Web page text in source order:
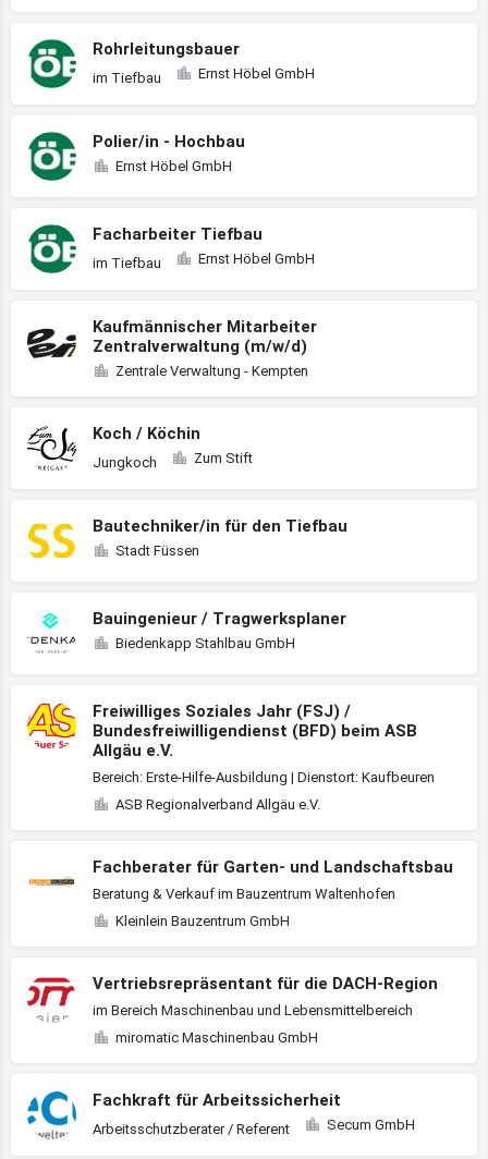
Rohrleitungsbauer
im Tiefbau Ernst Höbel GmbH
Polier/in - Hochbau
Ernst Höbel GmbH
Facharbeiter Tiefbau
im Tiefbau Ernst Höbel GmbH
Kaufmännischer Mitarbeiter
Zentralverwaltung (m/w/d)
Zentrale Verwaltung - Kempten
Koch / Köchin
Jungkoch Zum Stift
Bautechniker/in für den Tiefbau
Stadt Füssen
Bauingenieur / Tragwerksplaner
Biedenkapp Stahlbau GmbH
Freiwilliges Soziales Jahr (FSJ) /
Bundesfreiwilligendienst (BFD) beim ASB
Allgäu e.V.
Bereich: Erste-Hilfe-Ausbildung | Dienstort: Kaufbeuren
ASB Regionalverband Allgäu e.V.
Fachberater für Garten- und Landschaftsbau
Beratung & Verkauf im Bauzentrum Waltenhofen
Kleinlein Bauzentrum GmbH
Vertriebsrepräsentant für die DACH-Region
im Bereich Maschinenbau und Lebensmittelbereich
miromatic Maschinenbau GmbH
Fachkraft für Arbeitssicherheit
Arbeitsschutzberater / Referent Secum GmbH